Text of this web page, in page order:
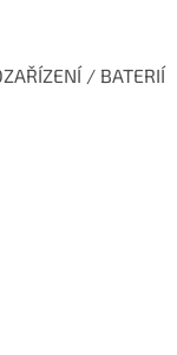
/ BATERIÍ